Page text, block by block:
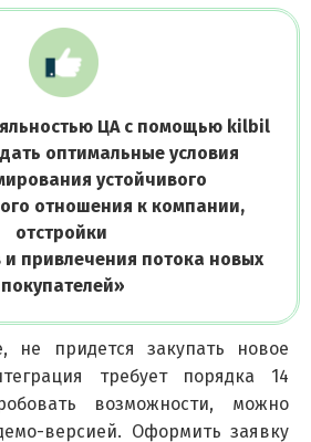
ЦА с помощью kilbil
оптимальные условия
устойчивого
отношения к компании,
отстройки
и привлечения потока новых
покупателей»
не придется закупать новое
требует порядка 14
возможности, можно
версией. Оформить заявку